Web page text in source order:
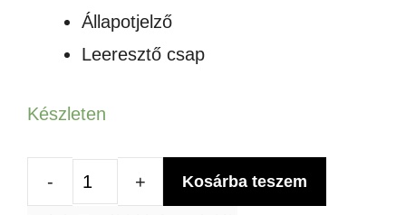
Állapotjelző
Leeresztő csap
Készleten
Kosárba teszem